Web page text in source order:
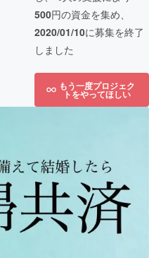
500円の資金を集め、
2020/01/10に募集を終了
しました
もう一度プロジェク
トをやってほしい